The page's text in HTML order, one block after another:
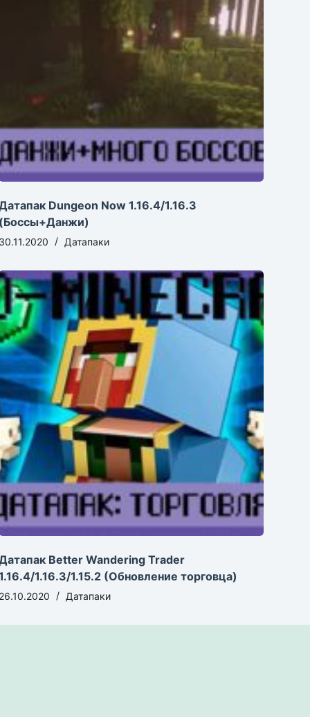
Dungeon Now 1.16.4/1.16.3
(Боссы+Данжи)
30.11.2020 Датапаки
Better Wandering Trader
1.16.3/1.15.2 (Обновление торговца)
26.10.2020 Датапаки